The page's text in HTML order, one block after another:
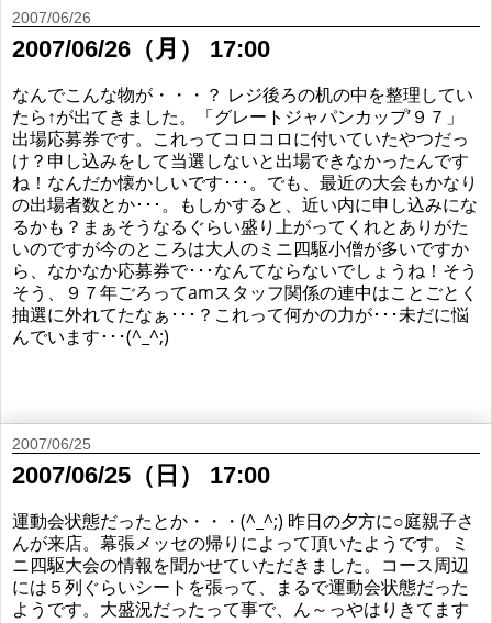
2007/06/26
2007/06/26（月） 17:00
なんでこんな物が・・・？ レジ後ろの机の中を整理してい
たら↑が出てきました。「グレートジャパンカップ’９７」
出場応募券です。これってコロコロに付いていたやつだっ
け？申し込みをして当選しないと出場できなかったんです
ね！なんだか懐かしいです･･･。でも、最近の大会もかなり
の出場者数とか･･･。もしかすると、近い内に申し込みにな
るかも？まぁそうなるぐらい盛り上がってくれとありがた
いのですが今のところは大人のミニ四駆小僧が多いですか
ら、なかなか応募券で･･･なんてならないでしょうね！そう
そう、９７年ごろってamスタッフ関係の連中はことごとく
抽選に外れてたなぁ･･･？これって何かの力が･･･未だに悩
んでいます･･･(^_^;)
2007/06/25
2007/06/25（日） 17:00
運動会状態だったとか・・・(^_^;) 昨日の夕方に○庭親子さ
んが来店。幕張メッセの帰りによって頂いたようです。ミ
ニ四駆大会の情報を聞かせていただきました。コース周辺
には５列ぐらいシートを張って、まるで運動会状態だった
ようです。大盛況だったって事で、ん～っやはりきてます